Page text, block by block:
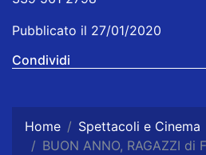
Pubblicato il 27/01/2020
Condividi
Home
Spettacoli e Cinema
BUON ANNO, RAGAZZI di